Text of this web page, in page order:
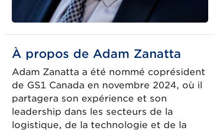
À propos de Adam Zanatta
Adam Zanatta a été nommé coprésident
de GS1 Canada en novembre 2024, où il
partagera son expérience et son
leadership dans les secteurs de la
logistique, de la technologie et de la